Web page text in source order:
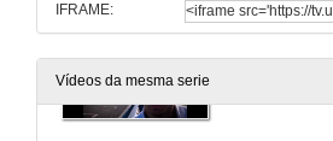
IFRAME:
Vídeos da mesma serie